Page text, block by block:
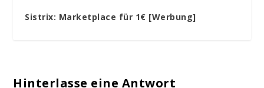
Sistrix: Marketplace für 1€ [Werbung]
Hinterlasse eine Antwort